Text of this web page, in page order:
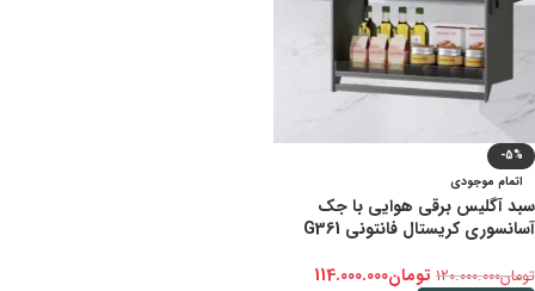
-5%
اتمام موجودی
سبد آگلیس برقی هوایی با جک
آسانسوری کریستال فانتونی G361
تومان120.000.000 تومان114.000.000